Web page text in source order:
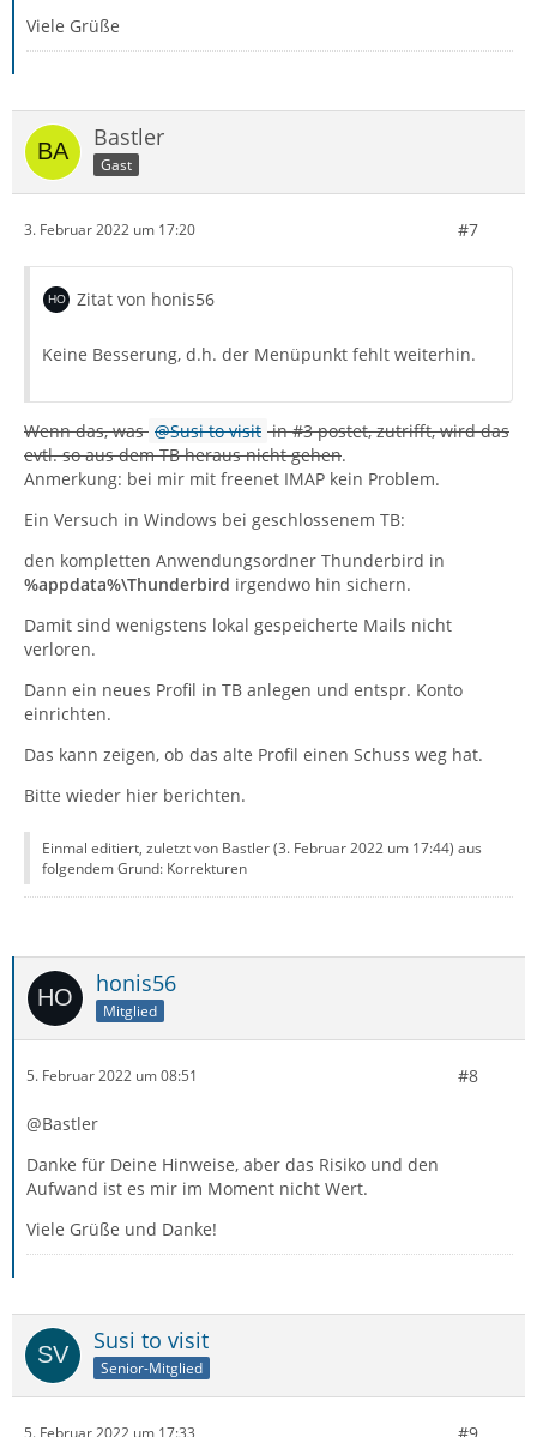
Viele Grüße
Bastler
Gast
3. Februar 2022 um 17:20 #7
Zitat von honis56
Keine Besserung, d.h. der Menüpunkt fehlt weiterhin.
Wenn das, was Susi to visit in #3 postet, zutrifft, wird das
evtl. so aus dem TB heraus nicht gehen.
Anmerkung: bei mir mit freenet IMAP kein Problem.
Ein Versuch in Windows bei geschlossenem TB:
den kompletten Anwendungsordner Thunderbird in
%appdata%\Thunderbird irgendwo hin sichern.
Damit sind wenigstens lokal gespeicherte Mails nicht
verloren.
Dann ein neues Profil in TB anlegen und entspr. Konto
einrichten.
Das kann zeigen, ob das alte Profil einen Schuss weg hat.
Bitte wieder hier berichten.
Einmal editiert, zuletzt von Bastler (3. Februar 2022 um 17:44) aus
folgendem Grund: Korrekturen
honis56
Mitglied
5. Februar 2022 um 08:51 #8
@Bastler
Danke für Deine Hinweise, aber das Risiko und den
Aufwand ist es mir im Moment nicht Wert.
Viele Grüße und Danke!
Susi to visit
Senior-Mitglied